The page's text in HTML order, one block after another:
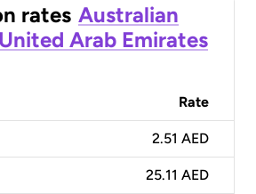
rates Australian
United Arab Emirates
Rate
2.51 AED
25.11 AED